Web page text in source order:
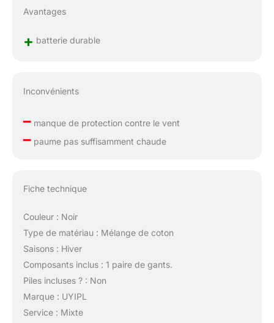
Avantages
+ batterie durable
Inconvénients
–manque de protection contre le vent
–paume pas suffisamment chaude
Fiche technique
Couleur : Noir
Type de matériau : Mélange de coton
Saisons : Hiver
Composants inclus : 1 paire de gants.
Piles incluses ? : Non
Marque : UYIPL
Service : Mixte